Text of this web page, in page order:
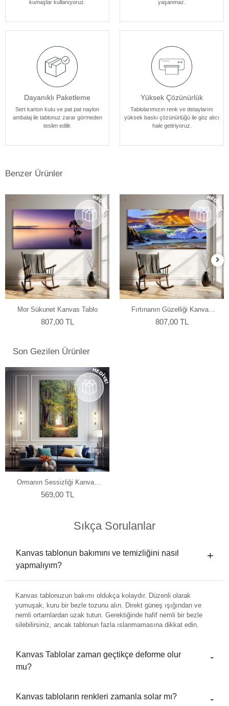
atmosferine mükemmel bir şekilde uyum sağlar. Her bir tablomuz,
tasarlanmıştır.
kumaşlar kullanıyoruz. yaşanmaz.
Dayanıklı Paketleme
Sert karton kutu ve pat pat naylon
ambalaj ile tablonuz zarar görmeden
teslim edilir.
Yüksek Çözünürlük
Tablolarımızın renk ve detaylarını
yüksek baskı çözünürlüğü ile göz alıcı
hale getiriyoruz.
Benzer Ürünler
Mor Sükunet Kanvas Tablo
807,00 TL
Fırtınanın Güzelliği Kanvas
Tablo
807,00 TL
Son Gezilen Ürünler
Ormanın Sessizliği Kanvas
Tablo
569,00 TL
Sıkça Sorulanlar
Kanvas tablonun bakımını ve temizliğini nasıl
yapmalıyım?
Kanvas tablonuzun bakımı oldukça kolaydır. Düzenli olarak
yumuşak, kuru bir bezle tozunu alın. Direkt güneş ışığından ve
nemli ortamlardan uzak tutun. Gerektiğinde hafif nemli bir bezle
silebilirsiniz, ancak tablonun fazla ıslanmamasına dikkat edin.
Kanvas Tablolar zaman geçtikçe deforme olur
mu?
Kanvas tabloların renkleri zamanla solar mı?